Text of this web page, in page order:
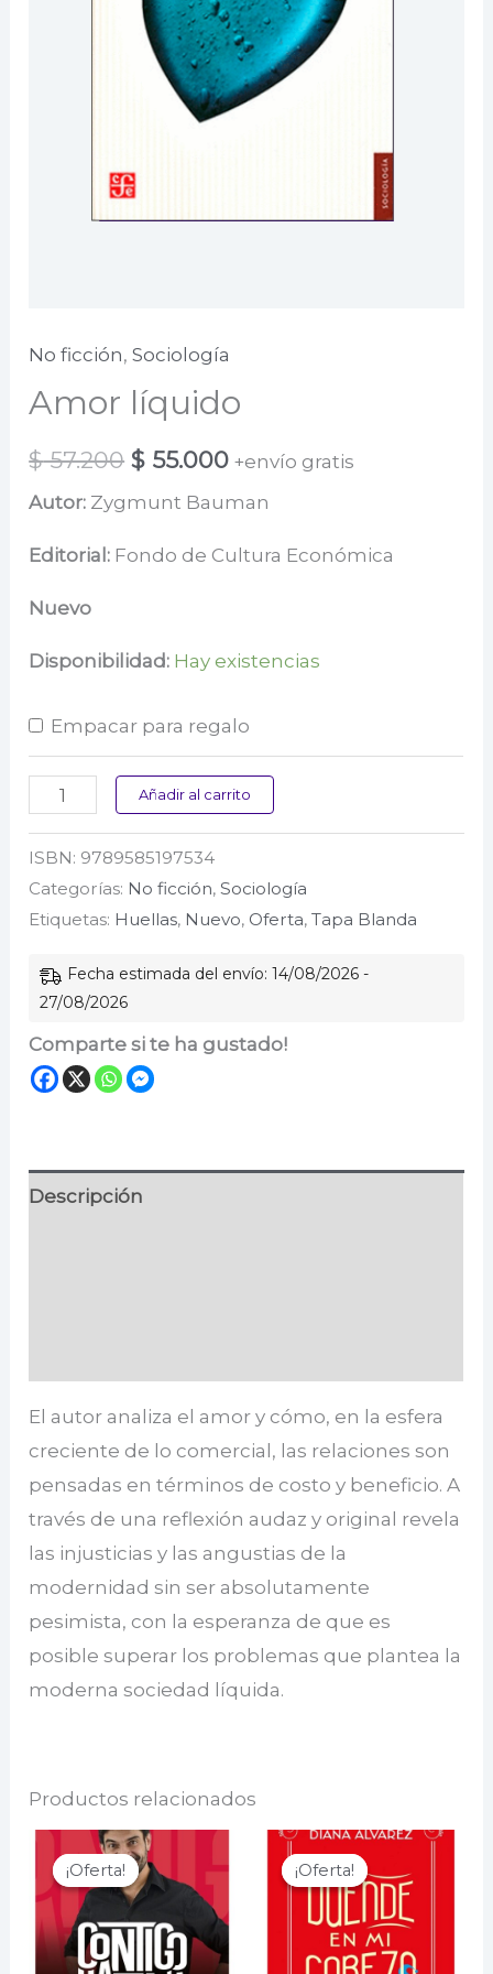
No ficción,Sociología
Amor líquido
$57.200 El
precio
original
$ 55.000El
precio
actual
+envío gratis
Autor: Zygmunt Bauman
Editorial: Fondo de Cultura Económica
Nuevo
Disponibilidad: Hay existencias
Empacar para regalo
Amor
cantidad
Añadir al carrito
ISBN: 9789585197534
Categorías: No ficción,Sociología
Etiquetas: Huellas, Nuevo, Oferta,Tapa Blanda
Fecha estimada del envío: 14/08/2026 -
27/08/2026
Comparte si te ha gustado!
Descripción
El autor analiza el amor y cómo, en la esfera
creciente de lo comercial, las relaciones son
pensadas en términos de costo y beneficio. A
través de una reflexión audaz y original revela
las injusticias y las angustias de la
modernidad sin ser absolutamente
pesimista, con la esperanza de que es
posible superar los problemas que plantea la
moderna sociedad líquida.
Productos relacionados
¡Oferta!
¡Oferta! ¡Oferta!
¡Oferta!